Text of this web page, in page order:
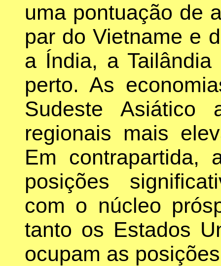
uma pontuação de
par do Vietname e
a Índia, a
perto. As
Sudeste Asiático
regionais mais
Em contrapartida,
posições
com o núcleo
tanto os Estados
ocupam as